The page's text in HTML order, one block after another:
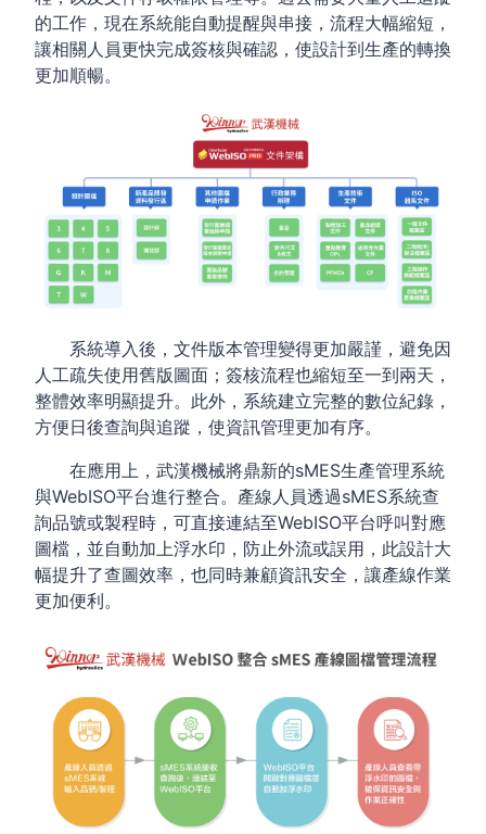
的工作，現在系統能自動提醒與串接，流程大幅縮短，
讓相關人員更快完成簽核與確認，使設計到生產的轉換
更加順暢。
系統導入後，文件版本管理變得更加嚴謹，避免因
人工疏失使用舊版圖面；簽核流程也縮短至一到兩天，
整體效率明顯提升。此外，系統建立完整的數位紀錄，
方便日後查詢與追蹤，使資訊管理更加有序。
在應用上，武漢機械將鼎新的sMES生產管理系統
與WebISO平台進行整合。產線人員透過sMES系統查
詢品號或製程時，可直接連結至WebISO平台呼叫對應
圖檔，並自動加上浮水印，防止外流或誤用，此設計大
幅提升了查圖效率，也同時兼顧資訊安全，讓產線作業
更加便利。